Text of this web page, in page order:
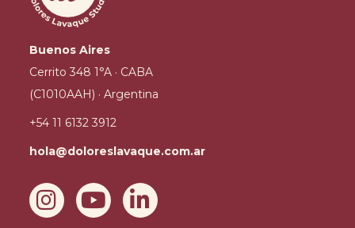
Buenos Aires
Cerrito 348 1°A · CABA
(C1010AAH) · Argentina
+54 11 6132 3912
hola@doloreslavaque.com.ar